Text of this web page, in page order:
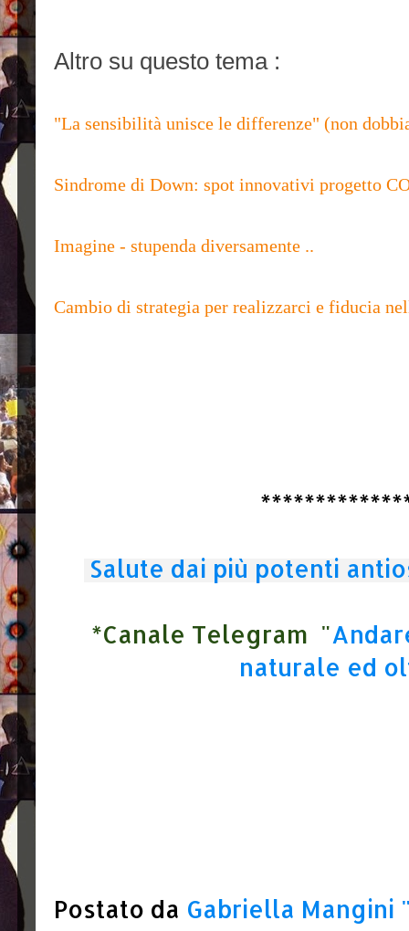
Altro su questo tema :
"La sensibilità unisce le differenze" (non
Sindrome di Down: spot innovativi progetto
Imagine - stupenda diversamente ..
Cambio di strategia per realizzarci e fiducia
Salute dai più potenti
*Canale Telegram "
naturale ed
Postato da Gabriella Mangini